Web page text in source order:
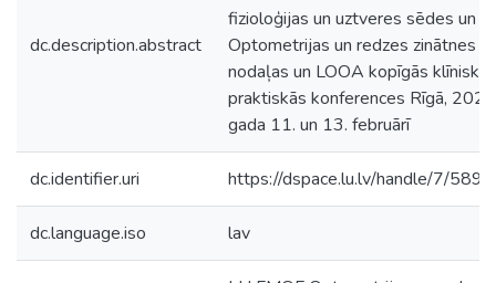
dc.description.abstract
fizioloģijas un uztveres sēdes un
Optometrijas un redzes zinātnes
nodaļas un LOOA kopīgās klīniski
praktiskās konferences Rīgā,
gada 11. un 13. februārī
dc.identifier.uri https://dspace.lu.lv/handle/7/
dc.language.iso lav